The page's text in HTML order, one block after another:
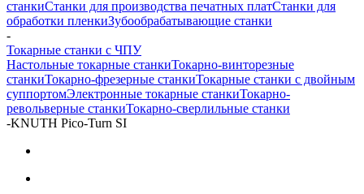
станкиСтанки для производства печатных платСтанки для
обработки пленкиЗубообрабатывающие станки
-
Токарные станки с ЧПУ
Настольные токарные станкиТокарно-винторезные
станкиТокарно-фрезерные станкиТокарные станки с двойным
суппортомЭлектронные токарные станкиТокарно-
револьверные станкиТокарно-сверлильные станки
-KNUTH Pico-Turn SI